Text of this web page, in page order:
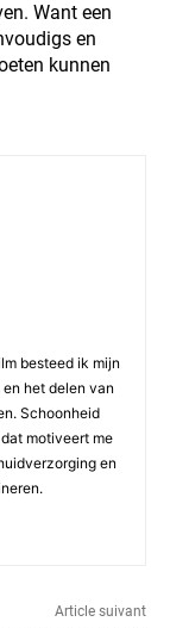
Want een
en
kunnen
besteed ik mijn
het delen van
Schoonheid
motiveert me
en
Article suivant